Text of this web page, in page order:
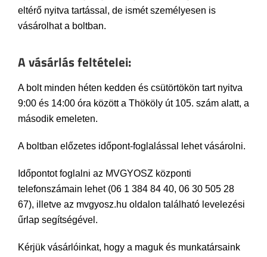
eltérő nyitva tartással, de ismét személyesen is
vásárolhat a boltban.
A vásárlás feltételei:
A bolt minden héten kedden és csütörtökön tart nyitva
9:00 és 14:00 óra között a Thököly út 105. szám alatt, a
második emeleten.
A boltban előzetes időpont-foglalással lehet vásárolni.
Időpontot foglalni az MVGYOSZ központi
telefonszámain lehet (06 1 384 84 40, 06 30 505 28
67), illetve az mvgyosz.hu oldalon található levelezési
űrlap segítségével.
Kérjük vásárlóinkat, hogy a maguk és munkatársaink